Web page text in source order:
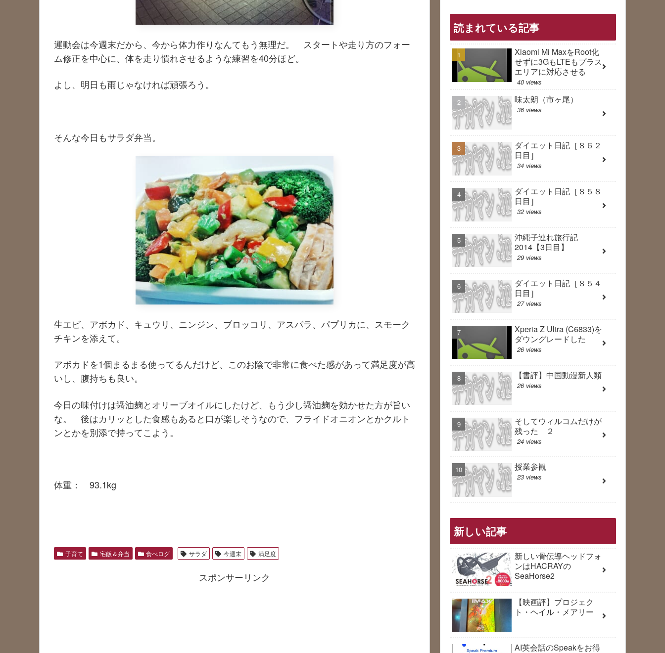
運動会は今週末だから、今から体力作りなんてもう無理だ。 スタートや走り方のフォー
ム修正を中心に、体を走り慣れさせるような練習を40分ほど。
よし、明日も雨じゃなければ頑張ろう。
そんな今日もサラダ弁当。
生エビ、アボカド、キュウリ、ニンジン、ブロッコリ、アスパラ、パプリカに、スモーク
チキンを添えて。
アボカドを1個まるまる使ってるんだけど、このお陰で非常に食べた感があって満足度が高
いし、腹持ちも良い。
今日の味付けは醤油麹とオリーブオイルにしたけど、もう少し醤油麹を効かせた方が旨い
な。 後はカリッとした食感もあると口が楽しそうなので、フライドオニオンとかクルト
ンとかを別添で持ってこよう。
体重： 93.1kg
子育て 宅飯＆弁当 食べログ サラダ 今週末 満足度
スポンサーリンク
読まれている記事
Xiaomi Mi MaxをRoot化
せずに3GもLTEもプラス
エリアに対応させる
40 views
味太朗（市ヶ尾）
36 views
ダイエット日記［８６２
日目］
34 views
ダイエット日記［８５８
日目］
32 views
沖縄子連れ旅行記
2014【3日目】
29 views
ダイエット日記［８５４
日目］
27 views
Xperia Z Ultra (C6833)を
ダウングレードした
26 views
【書評】中国動漫新人類
26 views
そしてウィルコムだけが
残った ２
24 views
授業参観
23 views
新しい記事
新しい骨伝導ヘッドフォ
ンはHACRAYの
SeaHorse2
【映画評】プロジェク
ト・ヘイル・メアリー
AI英会話のSpeakをお得